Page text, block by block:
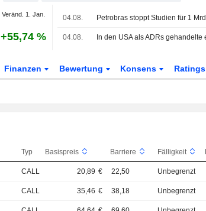
Veränd. 1. Jan.
+55,74 %
04.08.
04.08.
Finanzen Bewertung Konsens Ratings
Typ Basispreis Barriere Fälligkeit
CALL 20,89 € 22,50 Unbegrenzt
CALL 35,46 € 38,18 Unbegrenzt